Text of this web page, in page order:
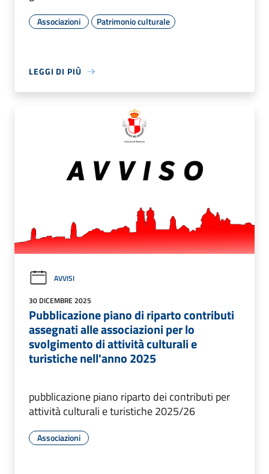
Associazioni Patrimonio culturale
LEGGI DI PIÙ
AVVISI
30 DICEMBRE 2025
Pubblicazione piano di riparto contributi
assegnati alle associazioni per lo
svolgimento di attività culturali e
turistiche nell'anno 2025
pubblicazione piano riparto dei contributi per
attività culturali e turistiche 2025/26
Associazioni